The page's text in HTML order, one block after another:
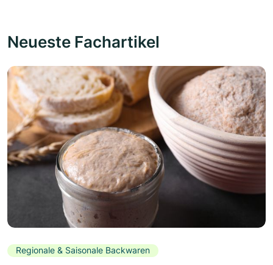
Neueste Fachartikel
Regionale & Saisonale Backwaren